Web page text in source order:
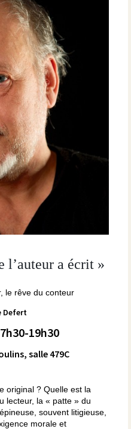
l’auteur a écrit »
le rêve du conteur
Defert
19h30
salle 479C
? Quelle est la
lecteur, la « patte » du
souvent litigieuse,
morale et